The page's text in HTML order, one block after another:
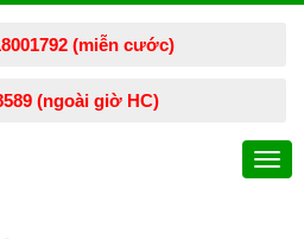
(miễn cước)
(ngoài giờ HC)